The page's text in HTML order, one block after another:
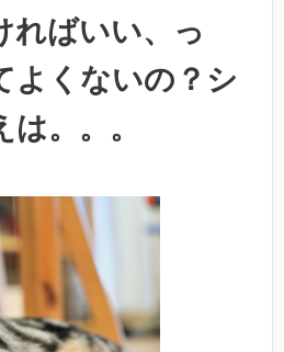
ればいい、っ
よくないの？シ
。。。